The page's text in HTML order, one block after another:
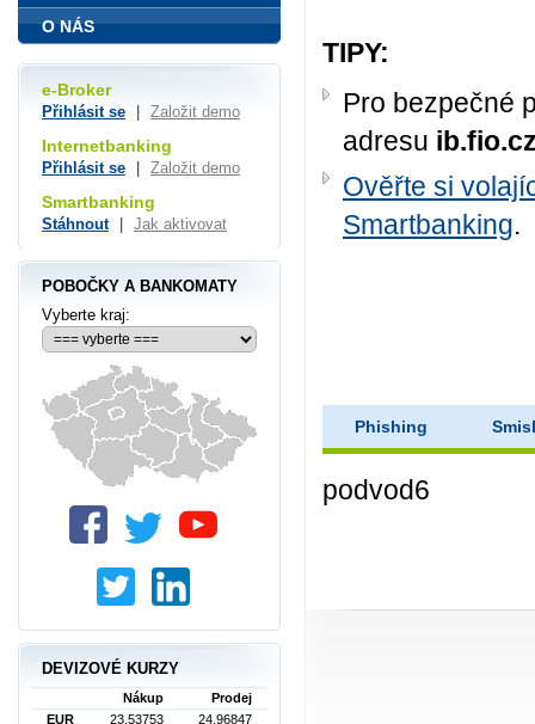
TIPY:
Pro bezpečné
adresu
Ověřte si
Smartbanking.
Phishing
podvod6
O NÁS
e-Broker
Přihlásit se Založit demo
Internetbanking
Přihlásit se Založit demo
Smartbanking
Stáhnout Jak aktivovat
POBOČKY A BANKOMATY
Vyberte kraj:
DEVIZOVÉ KURZY
Nákup
Prodej
EUR
23,53753
24,96847